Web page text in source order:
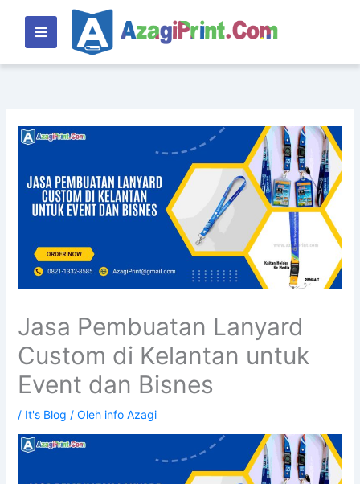
konten
Jasa Pembuatan Lanyard
Custom di Kelantan untuk
Event dan Bisnes
/ It's Blog / Oleh info Azagi